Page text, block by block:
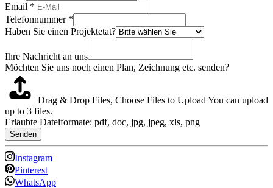
Email *
Telefonnummer *
Haben Sie einen Projektetat?
Ihre Nachricht an uns
Möchten Sie uns noch einen Plan, Zeichnung etc. senden?
Drag & Drop Files, Choose Files to Upload You can upload
up to 3 files.
Erlaubte Dateiformate: pdf, doc, jpg, jpeg, xls, png
Senden
Instagram
Pinterest
WhatsApp